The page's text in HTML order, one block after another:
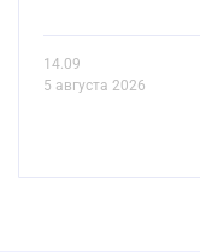
14.09
5 августа 2026